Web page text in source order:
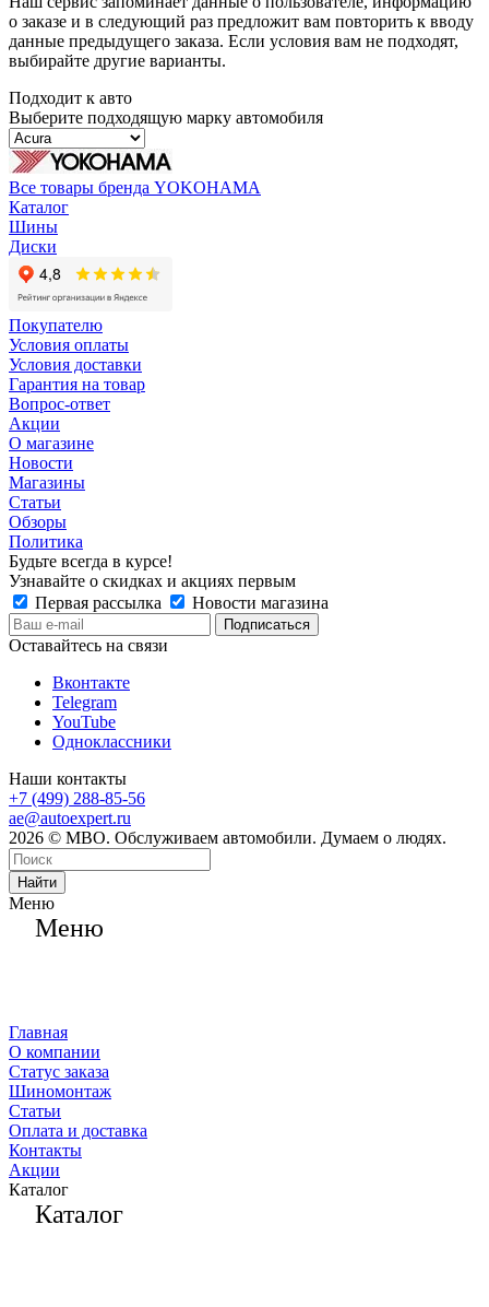
о заказе и в следующий раз предложит вам повторить к вводу
данные предыдущего заказа. Если условия вам не подходят,
выбирайте другие варианты.
Подходит к авто
Выберите подходящую марку автомобиля
Все товары бренда YOKOHAMA
Каталог
Шины
Диски
Покупателю
Условия оплаты
Условия доставки
Гарантия на товар
Вопрос-ответ
Акции
О магазине
Новости
Магазины
Статьи
Обзоры
Политика
Будьте всегда в курсе!
Узнавайте о скидках и акциях первым
Первая рассылка
Новости магазина
Оставайтесь на связи
Вконтакте
Telegram
YouTube
Одноклассники
Наши контакты
+7 (499) 288-85-56
ae@autoexpert.ru
2026 © МВО. Обслуживаем автомобили. Думаем о людях.
Найти
Меню
Меню
Главная
О компании
Статус заказа
Шиномонтаж
Статьи
Оплата и доставка
Контакты
Акции
Каталог
Каталог